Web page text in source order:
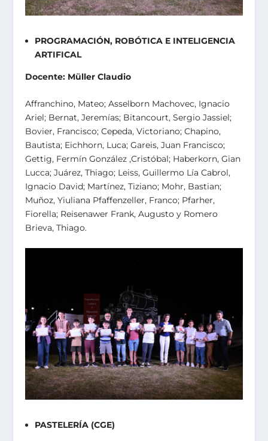
PROGRAMACIÓN, ROBÓTICA E INTELIGENCIA
ARTIFICAL
Docente: Müller Claudio
Affranchino, Mateo; Asselborn Machovec, Ignacio
Ariel; Bernat, Jeremías; Bitancourt, Sergio Jassiel;
Bovier, Francisco; Cepeda, Victoriano; Chapino,
Bautista; Eichhorn, Luca; Gareis, Juan Francisco;
Gettig, Fermín González ,Cristóbal; Haberkorn, Gian
Lucca; Juárez, Thiago; Leiss, Guillermo Lía Cabrol,
Ignacio David; Martínez, Tiziano; Mohr, Bastian;
Muñoz, Yiuliana Pfaffenzeller, Franco; Pfarher,
Fiorella; Reisenawer Frank, Augusto y Romero
Brieva, Thiago.
PASTELERÍA (CGE)